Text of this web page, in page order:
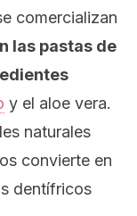
comercializan
las pastas de
y el aloe vera.
naturales
convierte en
dentífricos